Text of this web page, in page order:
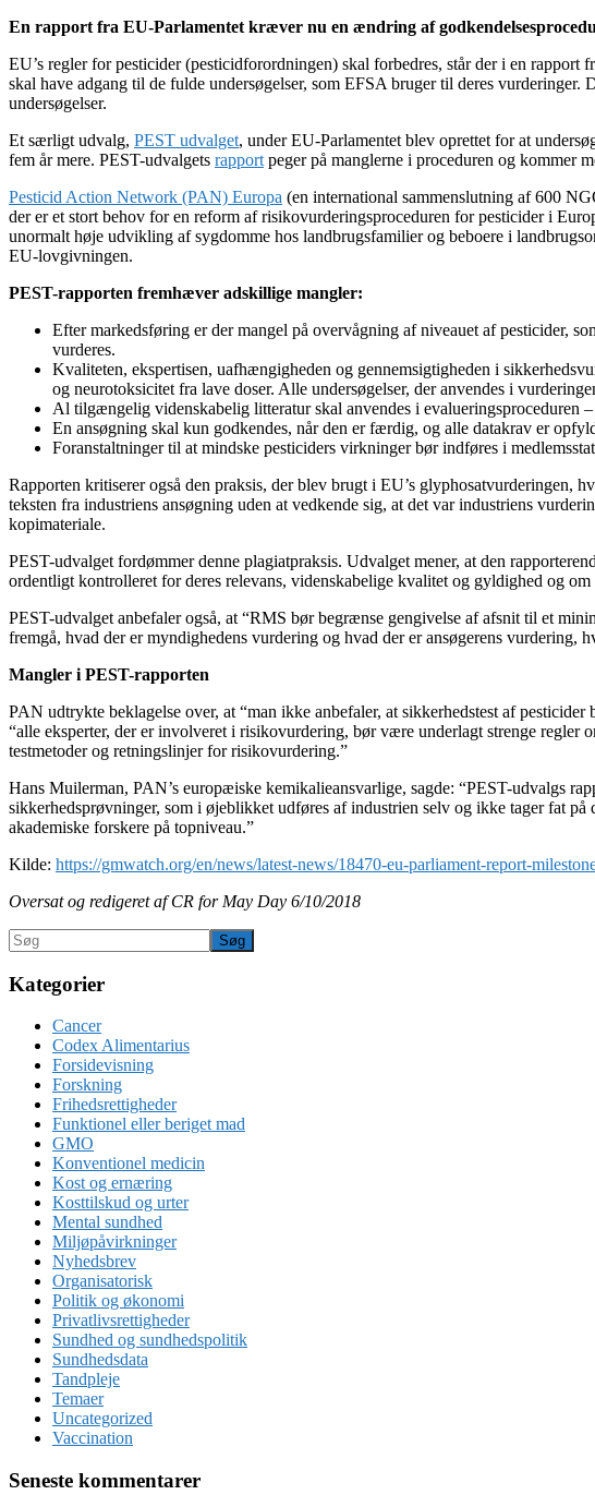
En rapport fra EU-Parlamentet kræver nu en ændring af
EU’s regler for pesticider (pesticidforordningen) skal forbedres, står der i en
skal have adgang til de fulde undersøgelser, som EFSA bruger til deres
undersøgelser.
Et særligt udvalg, PEST udvalget, under EU-Parlamentet blev oprettet for at
fem år mere. PEST-udvalgets rapport peger på manglerne i proceduren og kommer
Pesticid Action Network (PAN) Europa (en international sammenslutning af 600
der er et stort behov for en reform af risikovurderingsproceduren for pesticider i
unormalt høje udvikling af sygdomme hos landbrugsfamilier og beboere i
EU-lovgivningen.
PEST-rapporten fremhæver adskillige mangler:
Efter markedsføring er der mangel på overvågning af niveauet af pesticider,
vurderes.
Kvaliteten, ekspertisen, uafhængigheden og gennemsigtigheden i
og neurotoksicitet fra lave doser. Alle undersøgelser, der anvendes i
Al tilgængelig videnskabelig litteratur skal anvendes i evalueringsproceduren
En ansøgning skal kun godkendes, når den er færdig, og alle datakrav er
Foranstaltninger til at mindske pesticiders virkninger bør indføres i
Rapporten kritiserer også den praksis, der blev brugt i EU’s glyphosatvurderingen,
teksten fra industriens ansøgning uden at vedkende sig, at det var industriens
kopimateriale.
PEST-udvalget fordømmer denne plagiatpraksis. Udvalget mener, at den
ordentligt kontrolleret for deres relevans, videnskabelige kvalitet og gyldighed og
PEST-udvalget anbefaler også, at “RMS bør begrænse gengivelse af afsnit til et
fremgå, hvad der er myndighedens vurdering og hvad der er ansøgerens vurdering,
Mangler i PEST-rapporten
PAN udtrykte beklagelse over, at “man ikke anbefaler, at sikkerhedstest af
“alle eksperter, der er involveret i risikovurdering, bør være underlagt strenge
testmetoder og retningslinjer for risikovurdering.”
Hans Muilerman, PAN’s europæiske kemikalieansvarlige, sagde: “PEST-udvalgs
sikkerhedsprøvninger, som i øjeblikket udføres af industrien selv og ikke tager fat
akademiske forskere på topniveau.”
Kilde: https://gmwatch.org/en/news/latest-news/18470-eu-parliament-report-
Oversat og redigeret af CR for May Day 6/10/2018
Primær
Sidebar
Søg
Kategorier
Cancer
Codex Alimentarius
Forsidevisning
Forskning
Frihedsrettigheder
Funktionel eller beriget mad
GMO
Konventionel medicin
Kost og ernæring
Kosttilskud og urter
Mental sundhed
Miljøpåvirkninger
Nyhedsbrev
Organisatorisk
Politik og økonomi
Privatlivsrettigheder
Sundhed og sundhedspolitik
Sundhedsdata
Tandpleje
Temaer
Uncategorized
Vaccination
Seneste kommentarer